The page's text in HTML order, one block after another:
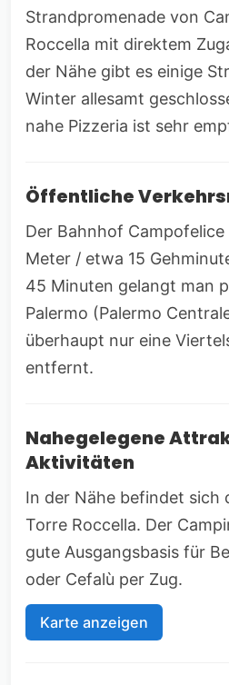
Strandpromenade von
Roccella mit direktem
der Nähe gibt es einige
Winter allesamt
nahe Pizzeria ist sehr
Öffentliche
Der Bahnhof
Meter / etwa 15
45 Minuten gelangt man
Palermo (Palermo
überhaupt nur eine
entfernt.
Nahegelegene
Aktivitäten
In der Nähe befindet sich
Torre Roccella. Der
gute Ausgangsbasis für
oder Cefalù per Zug.
Karte anzeigen